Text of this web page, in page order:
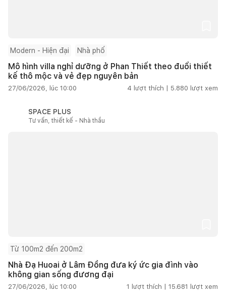
Modern - Hiện đại Nhà phố
Mô hình villa nghỉ dưỡng ở Phan Thiết theo đuổi thiết
kế thô mộc và vẻ đẹp nguyên bản
27/06/2026, lúc 10:00 4 lượt thích | 5.880 lượt xem
SPACE PLUS
Tư vấn, thiết kế - Nhà thầu
Từ 100m2 đến 200m2
Nhà Đạ Huoai ở Lâm Đồng đưa ký ức gia đình vào
không gian sống đương đại
27/06/2026, lúc 10:00 1 lượt thích | 15.681 lượt xem